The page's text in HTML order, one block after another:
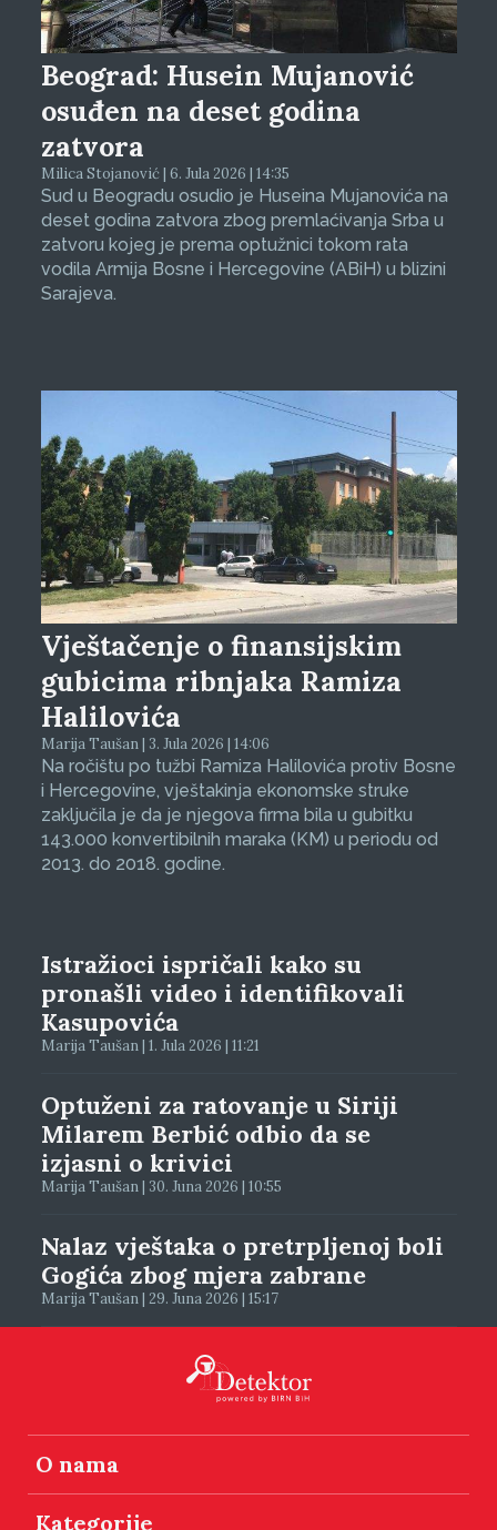
Beograd: Husein Mujanović
osuđen na deset godina
zatvora
Milica Stojanović | 6. Jula 2026 | 14:35
Sud u Beogradu osudio je Huseina Mujanovića na
deset godina zatvora zbog premlaćivanja Srba u
zatvoru kojeg je prema optužnici tokom rata
vodila Armija Bosne i Hercegovine (ABiH) u blizini
Sarajeva.
Vještačenje o finansijskim
gubicima ribnjaka Ramiza
Halilovića
Marija Taušan | 3. Jula 2026 | 14:06
Na ročištu po tužbi Ramiza Halilovića protiv Bosne
i Hercegovine, vještakinja ekonomske struke
zaključila je da je njegova firma bila u gubitku
143.000 konvertibilnih maraka (KM) u periodu od
2013. do 2018. godine.
Istražioci ispričali kako su
pronašli video i identifikovali
Kasupovića
Marija Taušan | 1. Jula 2026 | 11:21
Optuženi za ratovanje u Siriji
Milarem Berbić odbio da se
izjasni o krivici
Marija Taušan | 30. Juna 2026 | 10:55
Nalaz vještaka o pretrpljenoj boli
Gogića zbog mjera zabrane
Marija Taušan | 29. Juna 2026 | 15:17
O nama
Kategorije